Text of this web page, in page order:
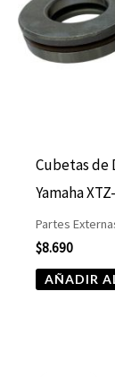
Cubetas de
Yamaha
Partes
$8.690
AÑADIR